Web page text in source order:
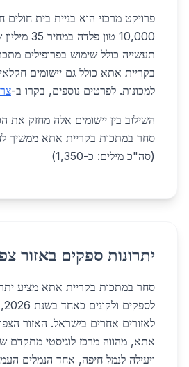
פרויקט מרכזי הוא בניית בית
10,000 טון
תעשייה כולל שימוש בפרופילים
בקריית אתא כולל גם יישומים
למכונות. לפרטים נוספים, בקרו ב-
השילוב בין יישומים אלה מחזק את
סחר במתכות בקריית אתא ממשיך
(סה"כ מילים: כ-1,350)
יתרונות ספקים באזור
סחר במתכות בקריית אתא מציע
לאזורים אחרים בישראל. האזור
אתא, מהווה מרכז לוגיסטי מתקדם
ויעילה לנמל חיפה, אחד הנמלים